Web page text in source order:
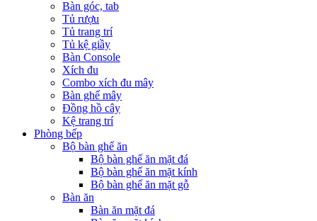
Bàn góc, tab
Tủ rượu
Tủ trang trí
Tủ kệ giầy
Bàn Console
Xích đu
Combo xích đu mây
Bàn ghế mây
Đồng hồ cây
Kệ trang trí
Phòng bếp
Bộ bàn ghế ăn
Bộ bàn ghế ăn mặt đá
Bộ bàn ghế ăn mặt kính
Bộ bàn ghế ăn mặt gỗ
Bàn ăn
Bàn ăn mặt đá